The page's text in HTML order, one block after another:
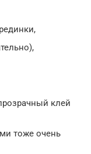
клей
тоже очень